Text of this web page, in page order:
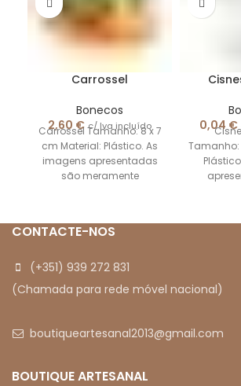
Carrossel
Bonecos
2,60 € c/ Iva incluído
Carrossel Tamanho: 8 x 7
cm Material: Plástico. As
imagens apresentadas
são meramente
0,04 €
Tamanho:
CONTACTE-NOS
(+351) 939 272 831
(Chamada para rede móvel nacional)
boutiqueartesanal2013@gmail.com
BOUTIQUE ARTESANAL